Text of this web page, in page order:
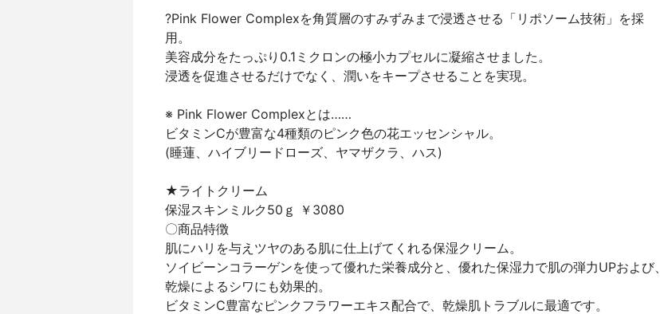
?Pink Flower Complexを角質層のすみずみまで浸透させる「リポソーム技術」を採
用。
美容成分をたっぷり0.1ミクロンの極小カプセルに凝縮させました。
浸透を促進させるだけでなく、潤いをキープさせることを実現。
※ Pink Flower Complexとは……
ビタミンCが豊富な4種類のピンク色の花エッセンシャル。
(睡蓮、ハイブリードローズ、ヤマザクラ、ハス)
★ライトクリーム
保湿スキンミルク50ｇ ￥3080
〇商品特徴
肌にハリを与えツヤのある肌に仕上げてくれる保湿クリーム。
ソイビーンコラーゲンを使って優れた栄養成分と、優れた保湿力で肌の弾力UPおよび、
乾燥によるシワにも効果的。
ビタミンC豊富なピンクフラワーエキス配合で、乾燥肌トラブルに最適です。